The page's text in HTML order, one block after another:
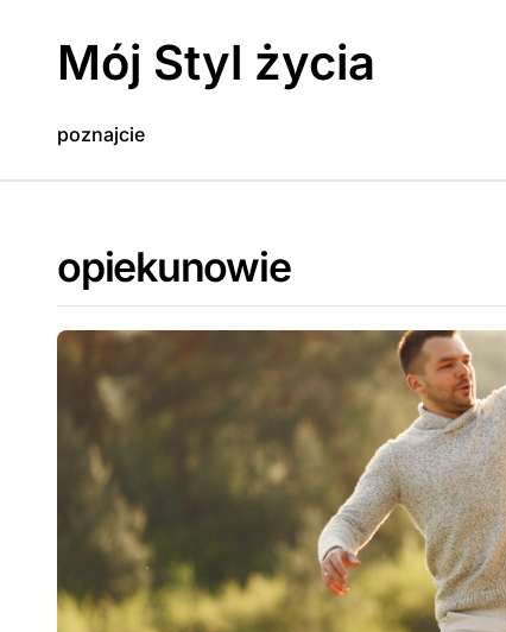
Mój Styl życia
poznajcie
opiekunowie